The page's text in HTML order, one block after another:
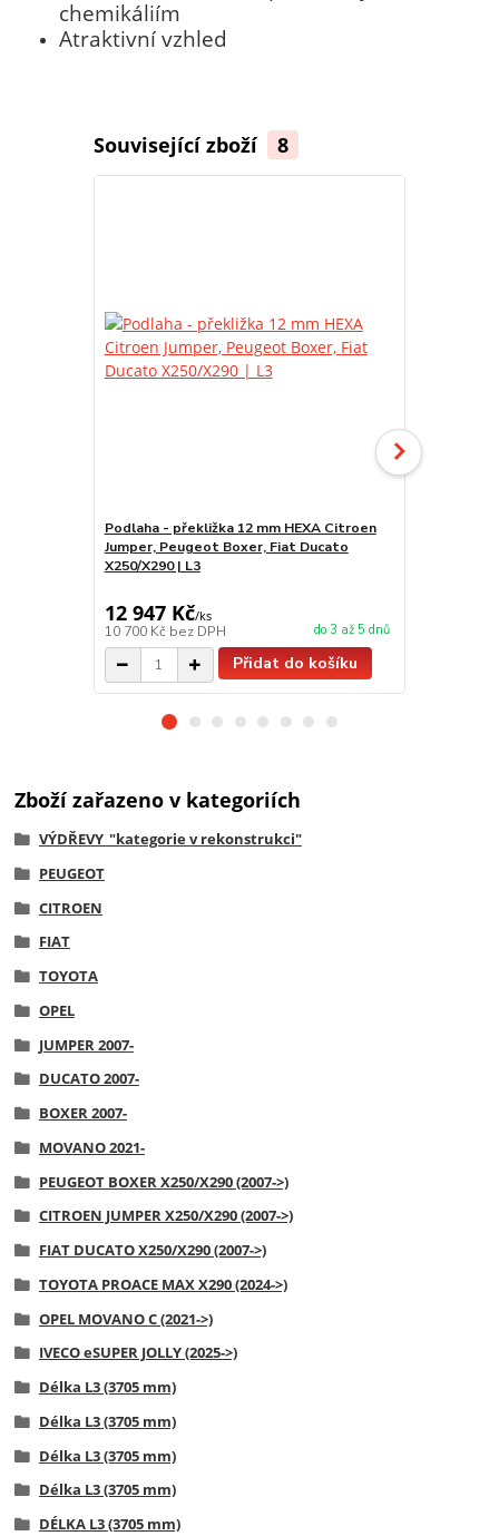
chemikáliím
Atraktivní vzhled
Související zboží 8
Podlaha - překližka 12 mm HEXA Citroen
Jumper, Peugeot Boxer, Fiat Ducato
X250/X290 | L3
12 947 Kč/ks
10 700 Kč bez DPH do 3 až 5 dnů
Přidat do košíku
Zboží zařazeno v kategoriích
VÝDŘEVY_"kategorie v rekonstrukci"
PEUGEOT
CITROEN
FIAT
TOYOTA
OPEL
JUMPER 2007-
DUCATO 2007-
BOXER 2007-
MOVANO 2021-
PEUGEOT BOXER X250/X290 (2007->)
CITROEN JUMPER X250/X290 (2007->)
FIAT DUCATO X250/X290 (2007->)
TOYOTA PROACE MAX X290 (2024->)
OPEL MOVANO C (2021->)
IVECO eSUPER JOLLY (2025->)
Délka L3 (3705 mm)
Délka L3 (3705 mm)
Délka L3 (3705 mm)
Délka L3 (3705 mm)
DÉLKA L3 (3705 mm)